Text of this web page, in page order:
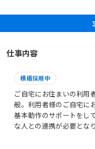
仕事内容
積極採用中
ご自宅にお住まいの利用
般。利用者様のご自宅に
基本動作のサポートをし
な人との連携が必要とな